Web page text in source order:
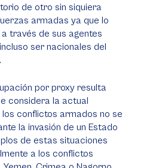
de otro sin siquiera
armadas ya que lo
través de sus agentes
ser nacionales del
por proxy resulta
considera la actual
conflictos armados no se
la invasión de un Estado
de estas situaciones
a los conflictos